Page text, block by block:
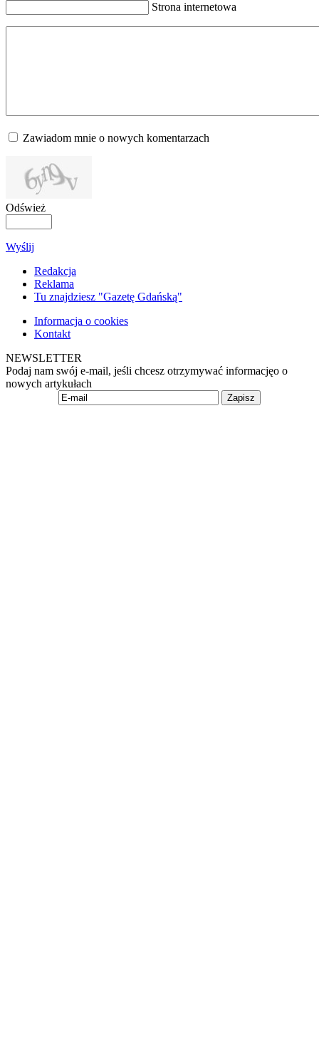
Strona internetowa
Zawiadom mnie o nowych komentarzach
Odśwież
Wyślij
Redakcja
Reklama
Tu znajdziesz "Gazetę Gdańską"
Informacja o cookies
Kontakt
NEWSLETTER
Podaj nam swój e-mail, jeśli chcesz otrzymywać informacjęo o
nowych artykułach
Zapisz